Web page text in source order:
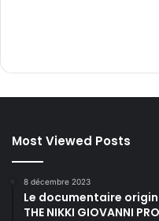
Most Viewed Posts
8 décembre 2023
Le documentaire
THE NIKKI GIOVANNI